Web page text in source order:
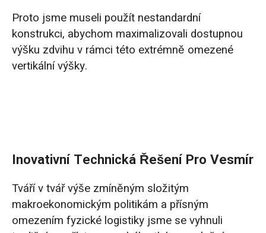
Proto jsme museli použít nestandardní
konstrukci, abychom maximalizovali dostupnou
výšku zdvihu v rámci této extrémně omezené
vertikální výšky.
Inovativní Technická Řešení Pro Vesmír
Tváří v tvář výše zmíněným složitým
makroekonomickým politikám a přísným
omezením fyzické logistiky jsme se vyhnuli